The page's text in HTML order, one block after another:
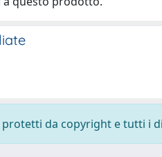
da copyright e tutti i